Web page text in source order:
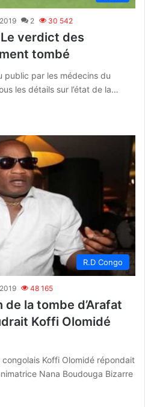
2 30 542
verdict des
tombé
public par les médecins du
les détails sur l’état de la…
R.D Congo
48 165
la tombe d’Arafat
Koffi Olomidé
Koffi Olomidé répondait
Nana Boudouga Bizarre